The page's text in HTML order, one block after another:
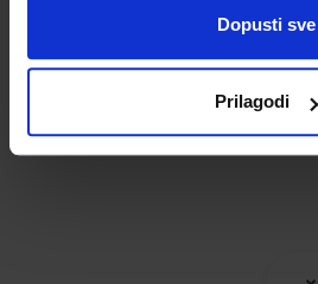
Dopusti sve
Prilagodi
Stipetić-Čus Jurić-
Petrinec Fulir Zubek
ALFA d.d.